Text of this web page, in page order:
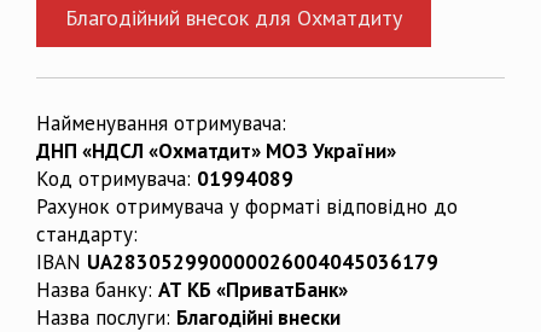
Благодійний внесок для Охматдиту
Найменування отримувача:
ДНП «НДСЛ «Охматдит» МОЗ України»
Код отримувача: 01994089
Рахунок отримувача у форматі відповідно до
стандарту:
IBAN UA283052990000026004045036179
Назва банку: АТ КБ «ПриватБанк»
Назва послуги: Благодійні внески